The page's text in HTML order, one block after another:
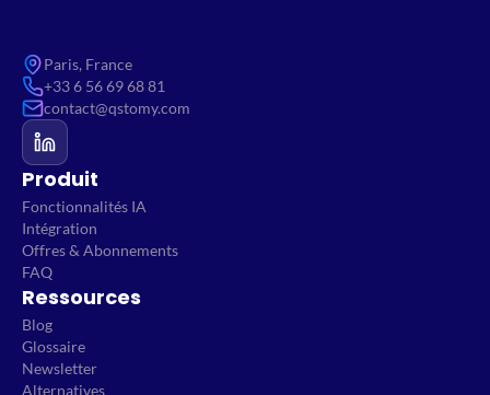
Paris, France
+33 6 56 69 68 81
contact@qstomy.com
Produit
Fonctionnalités IA
Intégration
Offres & Abonnements
FAQ
Ressources
Blog
Glossaire
Newsletter
Alternatives